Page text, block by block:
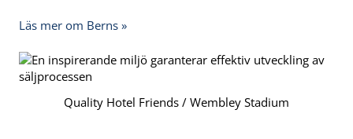
Läs mer om Berns »
Quality Hotel Friends / Wembley Stadium